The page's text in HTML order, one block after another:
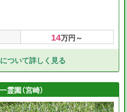
14万円～
ついて詳しく見る
園（宮崎）